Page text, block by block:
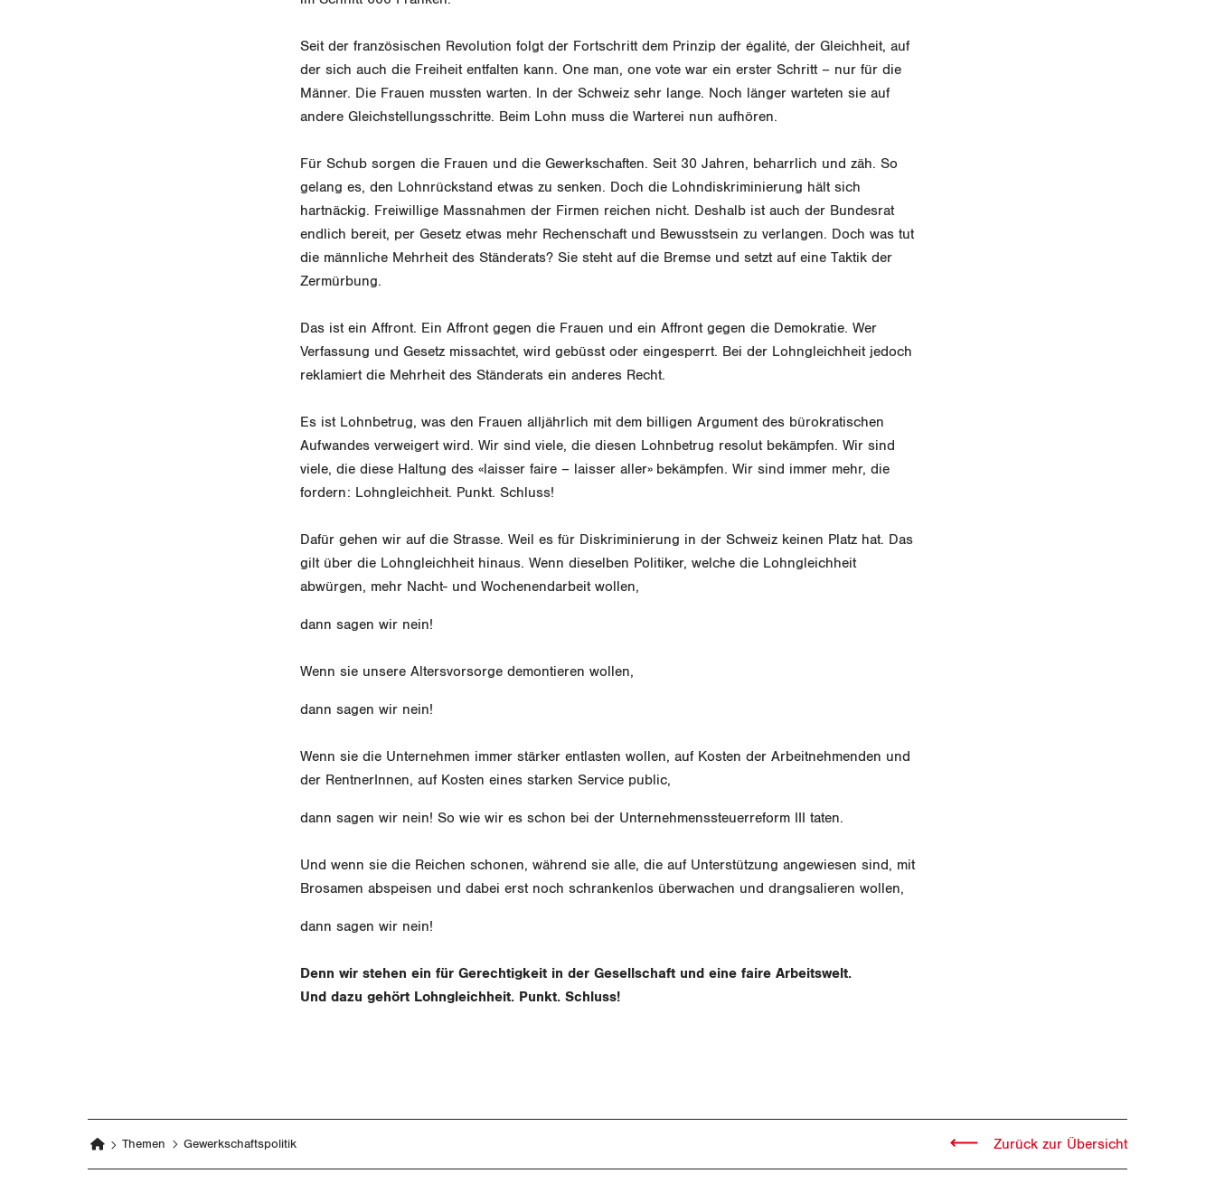
Seit der französischen Revolution folgt der Fortschritt dem Prinzip der égalité, der Gleichheit, auf
der sich auch die Freiheit entfalten kann. One man, one vote war ein erster Schritt – nur für die
Männer. Die Frauen mussten warten. In der Schweiz sehr lange. Noch länger warteten sie auf
andere Gleichstellungsschritte. Beim Lohn muss die Warterei nun aufhören.
Für Schub sorgen die Frauen und die Gewerkschaften. Seit 30 Jahren, beharrlich und zäh. So
gelang es, den Lohnrückstand etwas zu senken. Doch die Lohndiskriminierung hält sich
hartnäckig. Freiwillige Massnahmen der Firmen reichen nicht. Deshalb ist auch der Bundesrat
endlich bereit, per Gesetz etwas mehr Rechenschaft und Bewusstsein zu verlangen. Doch was tut
die männliche Mehrheit des Ständerats? Sie steht auf die Bremse und setzt auf eine Taktik der
Zermürbung.
Das ist ein Affront. Ein Affront gegen die Frauen und ein Affront gegen die Demokratie. Wer
Verfassung und Gesetz missachtet, wird gebüsst oder eingesperrt. Bei der Lohngleichheit jedoch
reklamiert die Mehrheit des Ständerats ein anderes Recht.
Es ist Lohnbetrug, was den Frauen alljährlich mit dem billigen Argument des bürokratischen
Aufwandes verweigert wird. Wir sind viele, die diesen Lohnbetrug resolut bekämpfen. Wir sind
viele, die diese Haltung des «laisser faire – laisser aller» bekämpfen. Wir sind immer mehr, die
fordern: Lohngleichheit. Punkt. Schluss!
Dafür gehen wir auf die Strasse. Weil es für Diskriminierung in der Schweiz keinen Platz hat. Das
gilt über die Lohngleichheit hinaus. Wenn dieselben Politiker, welche die Lohngleichheit
abwürgen, mehr Nacht- und Wochenendarbeit wollen,
dann sagen wir nein!
Wenn sie unsere Altersvorsorge demontieren wollen,
dann sagen wir nein!
Wenn sie die Unternehmen immer stärker entlasten wollen, auf Kosten der Arbeitnehmenden und
der RentnerInnen, auf Kosten eines starken Service public,
dann sagen wir nein! So wie wir es schon bei der Unternehmenssteuerreform III taten.
Und wenn sie die Reichen schonen, während sie alle, die auf Unterstützung angewiesen sind, mit
Brosamen abspeisen und dabei erst noch schrankenlos überwachen und drangsalieren wollen,
dann sagen wir nein!
Denn wir stehen ein für Gerechtigkeit in der Gesellschaft und eine faire Arbeitswelt.
Und dazu gehört Lohngleichheit. Punkt. Schluss!
Themen Gewerkschaftspolitik Zurück zur Übersicht